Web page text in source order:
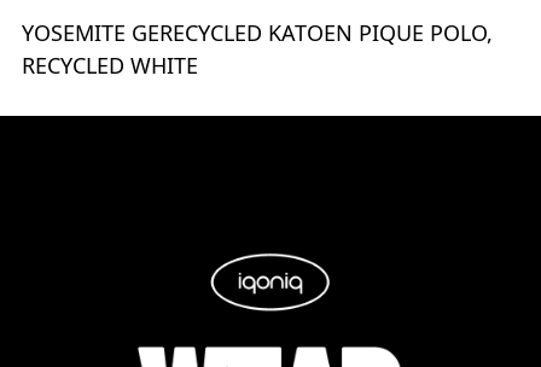
YOSEMITE GERECYCLED KATOEN PIQUE POLO,
RECYCLED WHITE